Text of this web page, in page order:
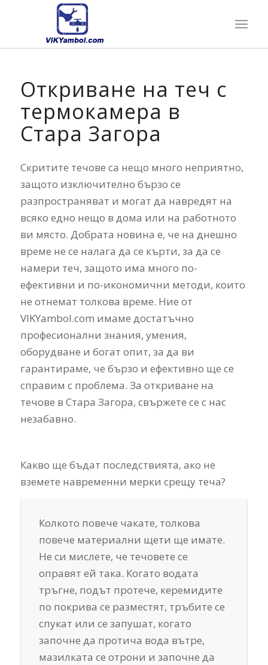
Откриване на теч с
термокамера в
Стара Загора
Скритите течове са нещо много неприятно,
защото изключително бързо се
разпространяват и могат да навредят на
всяко едно нещо в дома или на работното
ви място. Добрата новина е, че на днешно
време не се налага да се кърти, за да се
намери теч, защото има много по-
ефективни и по-икономични методи, които
не отнемат толкова време. Ние от
VIKYambol.com имаме достатъчно
професионални знания, умения,
оборудване и богат опит, за да ви
гарантираме, че бързо и ефективно ще се
справим с проблема. За откриване на
течове в Стара Загора, свържете се с нас
незабавно.
Какво ще бъдат последствията, ако не
вземете навременни мерки срещу теча?
Колкото повече чакате, толкова
повече материални щети ще имате.
Не си мислете, че течовете се
оправят ей така. Когато водата
тръгне, подът протече, керемидите
по покрива се разместят, тръбите се
спукат или се запушат, когато
започне да протича вода вътре,
мазилката се отрони и започне да